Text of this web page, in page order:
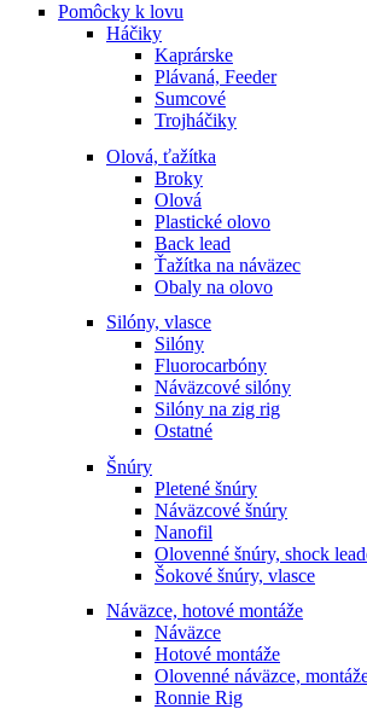
Pomôcky k lovu
Háčiky
Kaprárske
Plávaná, Feeder
Sumcové
Trojháčiky
Olová, ťažítka
Broky
Olová
Plastické olovo
Back lead
Ťažítka na náväzec
Obaly na olovo
Silóny, vlasce
Silóny
Fluorocarbóny
Náväzcové silóny
Silóny na zig rig
Ostatné
Šnúry
Pletené šnúry
Náväzcové šnúry
Nanofil
Olovenné šnúry, shock
Šokové šnúry, vlasce
Náväzce, hotové montáže
Náväzce
Hotové montáže
Olovenné náväzce,
Ronnie Rig